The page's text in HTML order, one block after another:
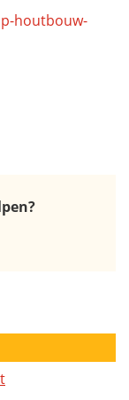
houtbouw-